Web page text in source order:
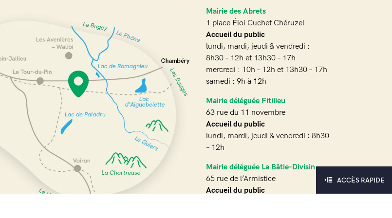
Mairie des Abrets
1 place Éloi Cuchet Chéruzel
Accueil du public
lundi, mardi, jeudi & vendredi :
8h30 – 12h et 13h30 – 17h
mercredi : 10h – 12h et 13h30 – 17h
samedi : 9h à 12h
Mairie déléguée Fitilieu
63 rue du 11 novembre
Accueil du public
lundi, mardi, jeudi & vendredi : 8h30
– 12h
Mairie déléguée La Bâtie-Divisin
65 rue de l’Armistice
Accueil du public
ACCÈS RAPIDE